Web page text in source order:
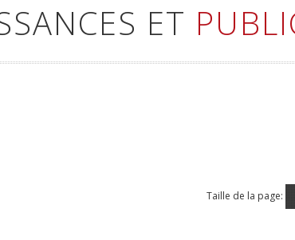
ET
Taille de la page: